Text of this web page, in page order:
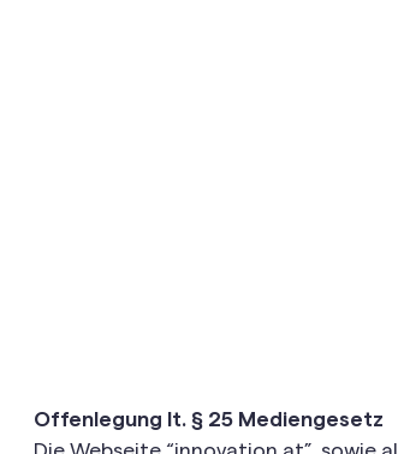
Offenlegung lt. § 25 Mediengesetz